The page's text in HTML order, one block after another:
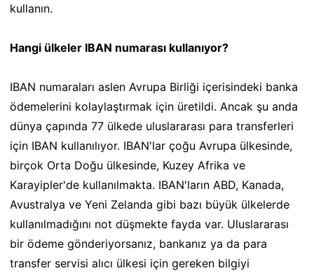
kullanın.
Hangi ülkeler IBAN numarası kullanıyor?
IBAN numaraları aslen Avrupa Birliği içerisindeki banka
ödemelerini kolaylaştırmak için üretildi. Ancak şu anda
dünya çapında 77 ülkede uluslararası para transferleri
için IBAN kullanılıyor. IBAN'lar çoğu Avrupa ülkesinde,
birçok Orta Doğu ülkesinde, Kuzey Afrika ve
Karayipler'de kullanılmakta. IBAN'ların ABD, Kanada,
Avustralya ve Yeni Zelanda gibi bazı büyük ülkelerde
kullanılmadığını not düşmekte fayda var. Uluslararası
bir ödeme gönderiyorsanız, bankanız ya da para
transfer servisi alıcı ülkesi için gereken bilgiyi